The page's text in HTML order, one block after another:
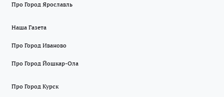
Про Город Ярославль
Наша Газета
Про Город Иваново
Про Город Йошкар-Ола
Про Город Курск